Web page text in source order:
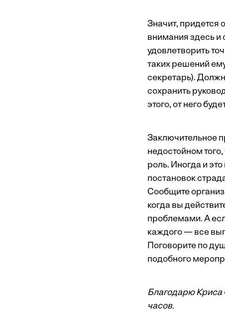
Значит, придется
внимания здесь и
удовлетворить
таких решений
секретарь).
сохранить
этого, от него
Заключительное
недостойном
роль. Иногда и
постановок
Сообщите
когда вы
проблемами. А
каждого — все
Поговорите по
подобного
Благодарю Криса
часов.